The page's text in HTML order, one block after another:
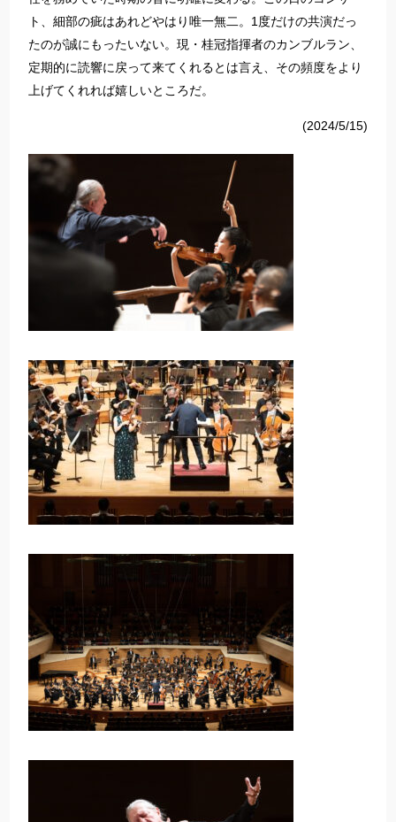
ト、細部の疵はあれどやはり唯一無二。1度だけの共演だっ
たのが誠にもったいない。現・桂冠指揮者のカンブルラン、
定期的に読響に戻って来てくれるとは言え、その頻度をより
上げてくれれば嬉しいところだ。
(2024/5/15)